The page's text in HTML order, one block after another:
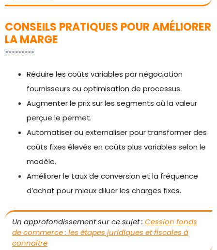
CONSEILS PRATIQUES POUR AMÉLIORER
LA MARGE
Réduire les coûts variables par négociation
fournisseurs ou optimisation de processus.
Augmenter le prix sur les segments où la valeur
perçue le permet.
Automatiser ou externaliser pour transformer des
coûts fixes élevés en coûts plus variables selon le
modèle.
Améliorer le taux de conversion et la fréquence
d’achat pour mieux diluer les charges fixes.
Un approfondissement sur ce sujet : Cession fonds
de commerce : les étapes juridiques et fiscales à
connaître